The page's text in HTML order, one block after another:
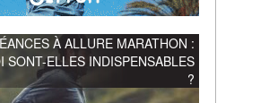
À ALLURE MARATHON :
SONT-ELLES INDISPENSABLES
?